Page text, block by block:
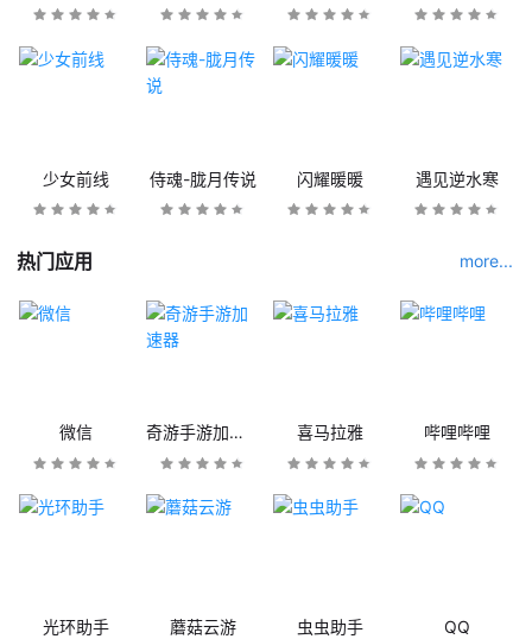
少女前线 侍魂-胧月传说 闪耀暖暖 遇见逆水寒
热门应用 more...
微信 奇游手游加速器 喜马拉雅 哔哩哔哩
光环助手 蘑菇云游 虫虫助手 QQ